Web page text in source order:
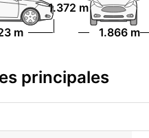
m 1.866 m
1.372 m
principales